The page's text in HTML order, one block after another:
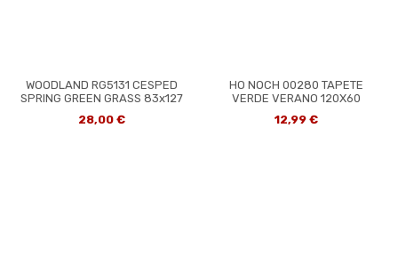
WOODLAND RG5131 CESPED
SPRING GREEN GRASS 83x127
28,00 €
HO NOCH 00280 TAPETE
VERDE VERANO 120X60
12,99 €